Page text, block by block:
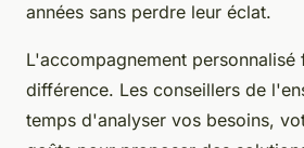
années sans perdre leur éclat.
L'accompagnement personnalisé
différence. Les conseillers de
temps d'analyser vos besoins,